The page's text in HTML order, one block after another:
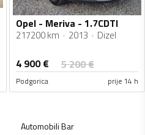
Opel - Meriva - 1.7CDTI
217200 km 2013 Dizel
4 900€ 5 200€
Podgorica prije 14 h
AutomobiliBar